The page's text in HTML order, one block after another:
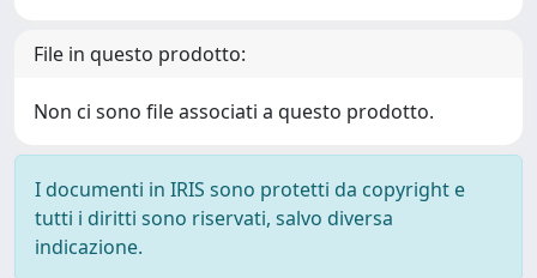
File in questo prodotto:
Non ci sono file associati a questo prodotto.
I documenti in IRIS sono protetti da copyright e
tutti i diritti sono riservati, salvo diversa
indicazione.